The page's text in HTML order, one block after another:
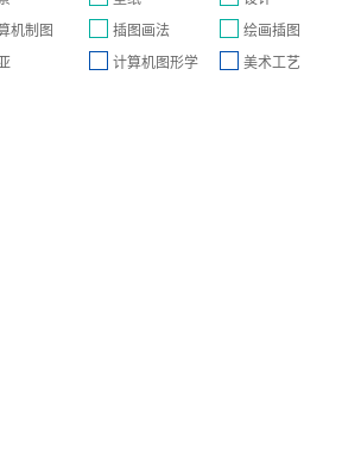
机制图 插图画法
绘画插图
计算机图形学 美术工艺